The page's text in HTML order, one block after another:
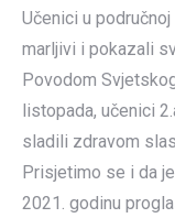
Učenici u
marljivi i pokazali
Povodom
listopada, učenici
sladili zdravom
Prisjetimo se i da
2021. godinu